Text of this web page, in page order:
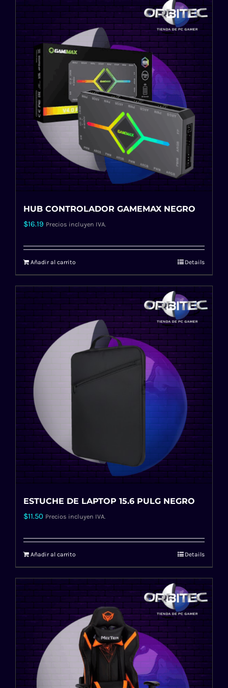
HUB CONTROLADOR GAMEMAX NEGRO
$16.19 Precios incluyen IVA.
Añadir al carrito Details
ESTUCHE DE LAPTOP 15.6 PULG NEGRO
$11.50 Precios incluyen IVA.
Añadir al carrito Details